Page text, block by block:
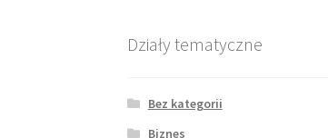
Działy tematyczne
Bez kategorii
Biznes